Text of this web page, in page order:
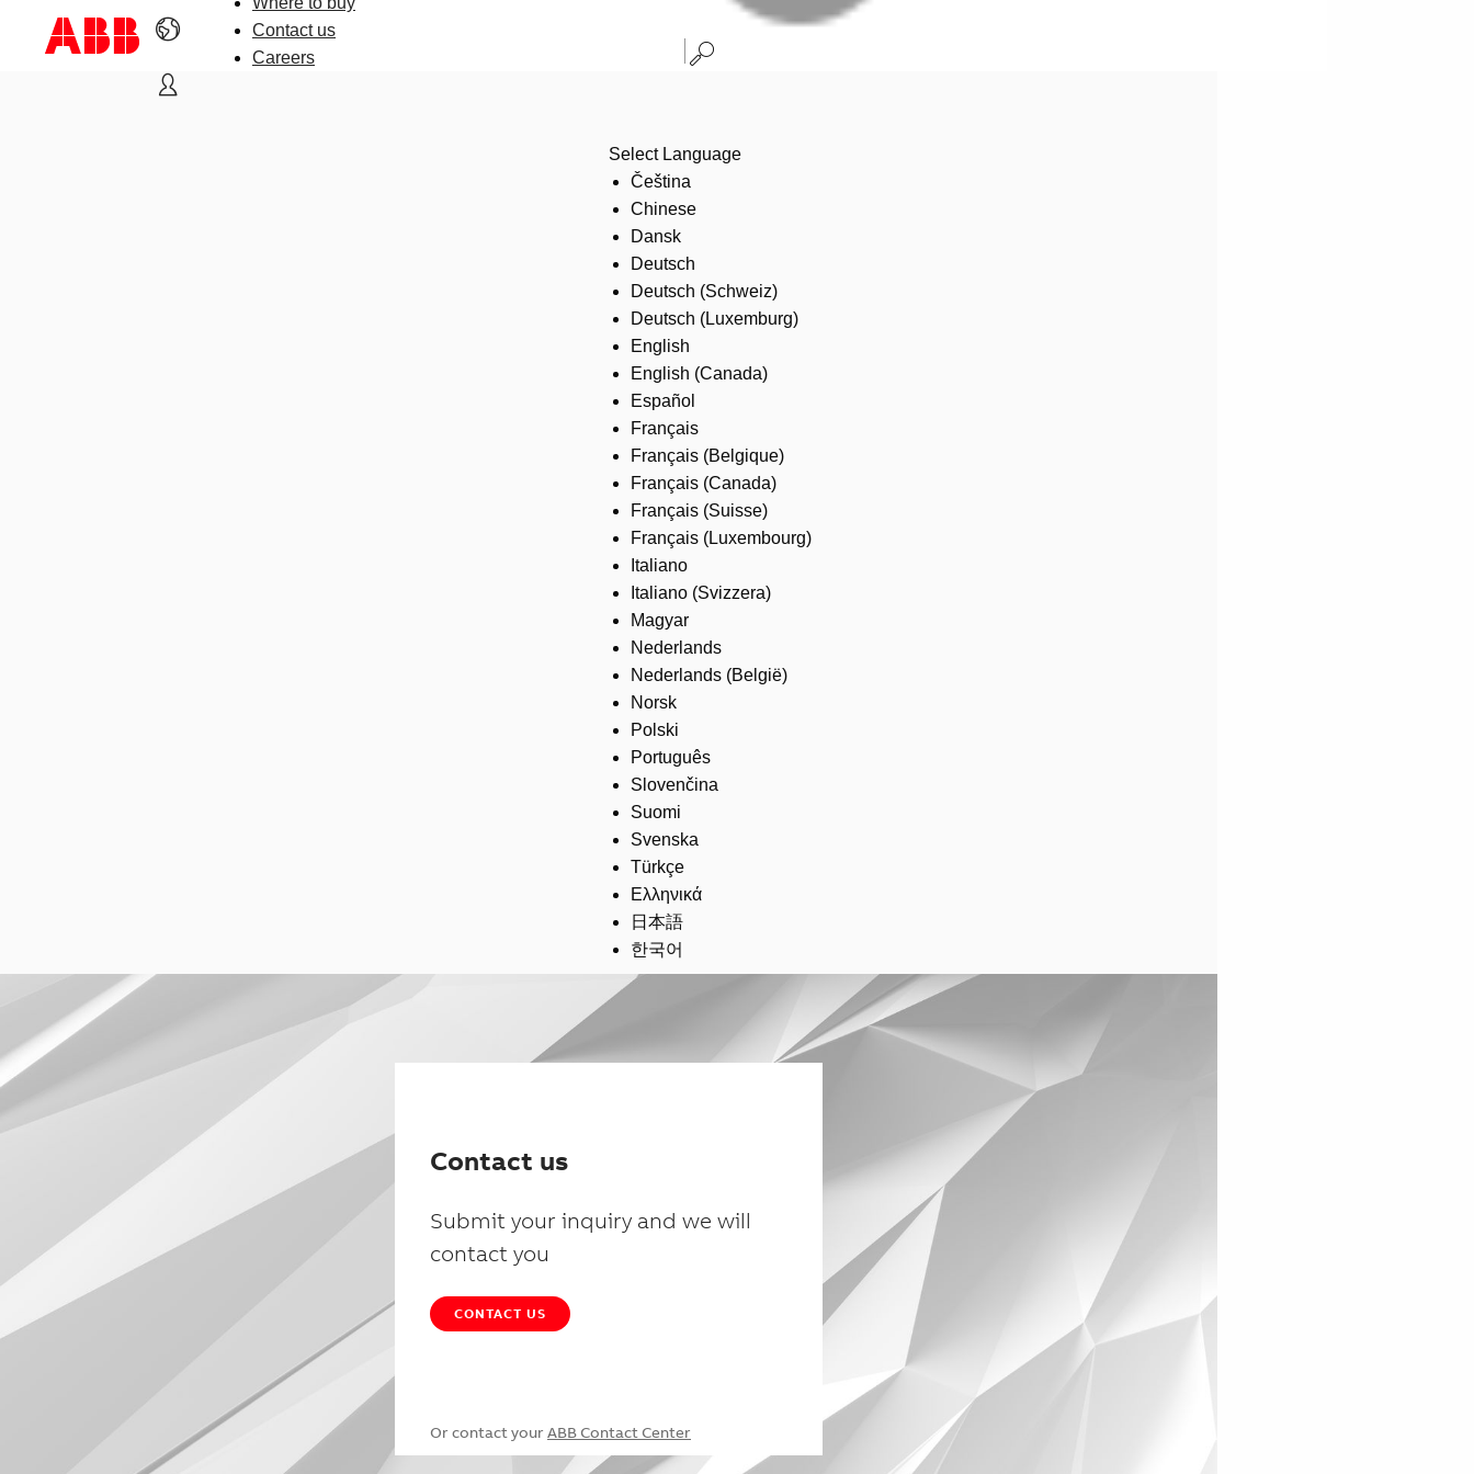
Contact us
Careers
Select Language
Čeština
Chinese
Dansk
Deutsch
Deutsch (Schweiz)
Deutsch (Luxemburg)
English
English (Canada)
Español
Français
Français (Belgique)
Français (Canada)
Français (Suisse)
Français (Luxembourg)
Italiano
Italiano (Svizzera)
Magyar
Nederlands
Nederlands (België)
Norsk
Polski
Português
Slovenčina
Suomi
Svenska
Türkçe
Ελληνικά
日本語
한국어
Contact us
Submit your inquiry and we will
contact you
CONTACT US
Or contact your ABB Contact Center